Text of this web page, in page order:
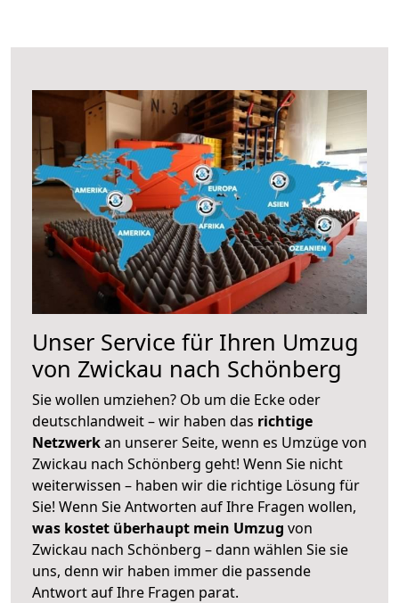
Unser Service für Ihren Umzug
von Zwickau nach Schönberg
Sie wollen umziehen? Ob um die Ecke oder
deutschlandweit – wir haben das richtige
Netzwerkan unserer Seite, wenn es Umzüge von
Zwickau nach Schönberg geht! Wenn Sie nicht
weiterwissen – haben wir die richtige Lösung für
Sie! Wenn Sie Antworten auf Ihre Fragen wollen,
was kostet überhaupt mein Umzug von
Zwickau nach Schönberg – dann wählen Sie sie
uns, denn wir haben immer die passende
Antwort auf Ihre Fragen parat.